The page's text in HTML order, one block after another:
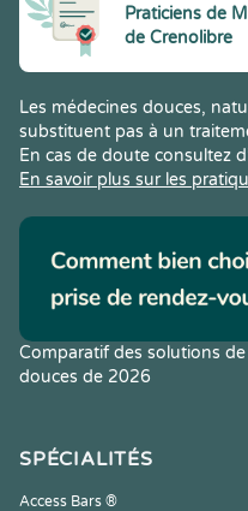
Praticiens de
de Crenolibre
Les médecines douces,
substituent pas à un
En cas de doute consultez
En savoir plus sur les
Comparatif des solutions
douces de 2026
SPÉCIALITÉS
Access Bars ®